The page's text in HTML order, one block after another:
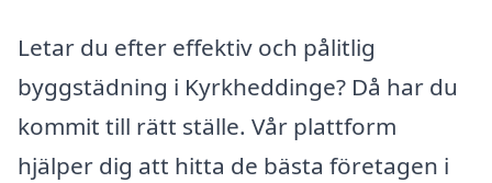
Letar du efter effektiv och pålitlig
byggstädning i Kyrkheddinge? Då har du
kommit till rätt ställe. Vår plattform
hjälper dig att hitta de bästa företagen i